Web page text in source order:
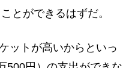
とができるはずだ。
ットが高いからといっ